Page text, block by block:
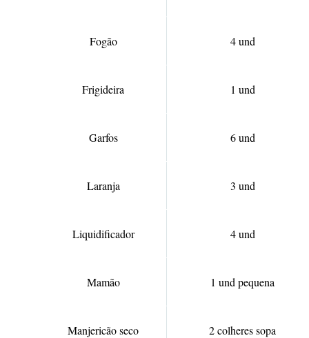
Fogão 4 und
Frigideira 1 und
Garfos 6 und
Laranja 3 und
Liquidificador 4 und
Mamão 1 und pequena
Manjericão seco 2 colheres sopa